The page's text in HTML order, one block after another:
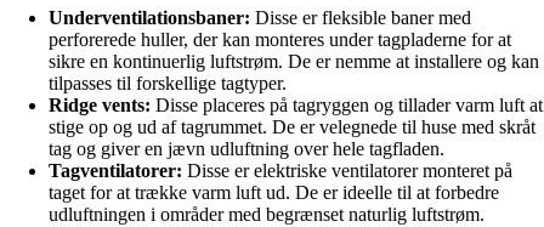
Underventilationsbaner: Disse er fleksible baner med
perforerede huller, der kan monteres under tagpladerne for at
sikre en kontinuerlig luftstrøm. De er nemme at installere og kan
tilpasses til forskellige tagtyper.
Ridge vents: Disse placeres på tagryggen og tillader varm luft at
stige op og ud af tagrummet. De er velegnede til huse med skråt
tag og giver en jævn udluftning over hele tagfladen.
Tagventilatorer: Disse er elektriske ventilatorer monteret på
taget for at trække varm luft ud. De er ideelle til at forbedre
udluftningen i områder med begrænset naturlig luftstrøm.